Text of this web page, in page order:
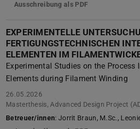
Ausschreibung als PDF
EXPERIMENTELLE
FERTIGUNGSTECHNISCHEN
ELEMENTEN IM
Experimental Studies on the Process
Elements during Filament Winding
26.05.2026
Masterthesis, Advanced Design Project
Betreuer/innen: Jorrit Braun, M.Sc.,